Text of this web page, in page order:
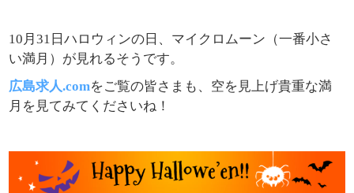
10月31日ハロウィンの日、マイクロムーン（一番小さ
い満月）が見れるそうです。
広島求人.comをご覧の皆さまも、空を見上げ貴重な満
月を見てみてくださいね！